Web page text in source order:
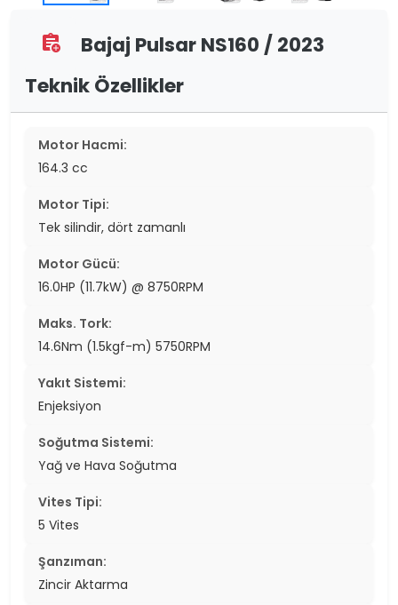
assignment_add
Bajaj Pulsar NS160 / 2023
Teknik Özellikler
Motor Hacmi:
164.3 cc
Motor Tipi:
Tek silindir, dört zamanlı
Motor Gücü:
16.0HP (11.7kW) @ 8750RPM
Maks. Tork:
14.6Nm (1.5kgf-m) 5750RPM
Yakıt Sistemi:
Enjeksiyon
Soğutma Sistemi:
Yağ ve Hava Soğutma
Vites Tipi:
5 Vites
Şanzıman:
Zincir Aktarma